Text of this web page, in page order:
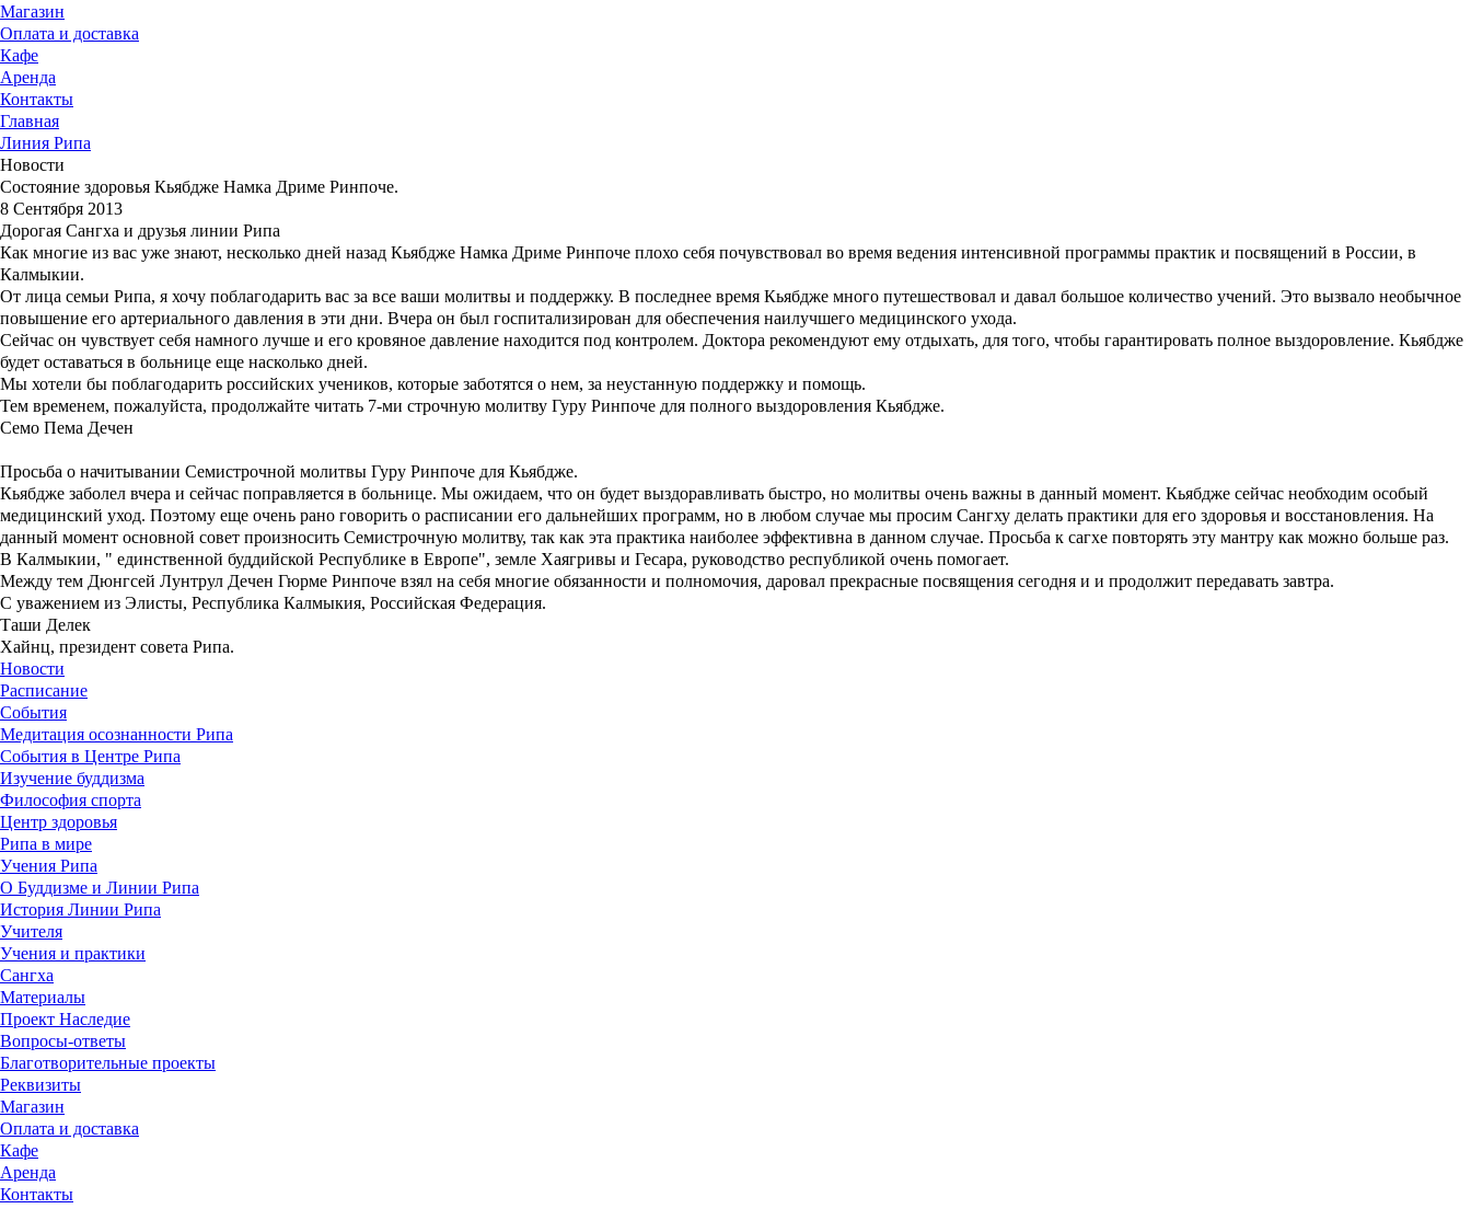
Магазин
Оплата и доставка
Кафе
Аренда
Контакты
Главная
Линия Рипа
Новости
Состояние здоровья Кьябдже Намка Дриме Ринпоче.
8 Сентября 2013
Дорогая Сангха и друзья линии Рипа
Как многие из вас уже знают, несколько дней назад Кьябдже Намка Дриме Ринпоче плохо себя почувствовал во время ведения интенсивной программы практик и посвящений в России, в
Калмыкии.
От лица семьи Рипа, я хочу поблагодарить вас за все ваши молитвы и поддержку. В последнее время Кьябдже много путешествовал и давал большое количество учений. Это вызвало необычное
повышение его артериального давления в эти дни. Вчера он был госпитализирован для обеспечения наилучшего медицинского ухода.
Сейчас он чувствует себя намного лучше и его кровяное давление находится под контролем. Доктора рекомендуют ему отдыхать, для того, чтобы гарантировать полное выздоровление. Кьябдже
будет оставаться в больнице еще насколько дней.
Мы хотели бы поблагодарить российских учеников, которые заботятся о нем, за неустанную поддержку и помощь.
Тем временем, пожалуйста, продолжайте читать 7-ми строчную молитву Гуру Ринпоче для полного выздоровления Кьябдже.
Семо Пема Дечен
Просьба о начитывании Семистрочной молитвы Гуру Ринпоче для Кьябдже.
Кьябдже заболел вчера и сейчас поправляется в больнице. Мы ожидаем, что он будет выздоравливать быстро, но молитвы очень важны в данный момент. Кьябдже сейчас необходим особый
медицинский уход. Поэтому еще очень рано говорить о расписании его дальнейших программ, но в любом случае мы просим Сангху делать практики для его здоровья и восстановления. На
данный момент основной совет произносить Семистрочную молитву, так как эта практика наиболее эффективна в данном случае. Просьба к сагхе повторять эту мантру как можно больше раз.
В Калмыкии, " единственной буддийской Республике в Европе", земле Хаягривы и Гесара, руководство республикой очень помогает.
Между тем Дюнгсей Лунтрул Дечен Гюрме Ринпоче взял на себя многие обязанности и полномочия, даровал прекрасные посвящения сегодня и и продолжит передавать завтра.
С уважением из Элисты, Республика Калмыкия, Российская Федерация.
Таши Делек
Хайнц, президент совета Рипа.
Новости
Расписание
События
Медитация осознанности Рипа
События в Центре Рипа
Изучение буддизма
Философия спорта
Центр здоровья
Рипа в мире
Учения Рипа
О Буддизме и Линии Рипа
История Линии Рипа
Учителя
Учения и практики
Сангха
Материалы
Проект Наследие
Вопросы-ответы
Благотворительные проекты
Реквизиты
Магазин
Оплата и доставка
Кафе
Аренда
Контакты